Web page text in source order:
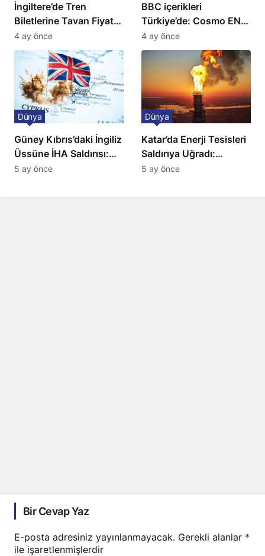
İngiltere’de Tren
Biletlerine Tavan Fiyat:
Ulaşımda Yeni
Düzenleme
4 ay önce
BBC içerikleri
Türkiye’de: Cosmo EN
ve BBC Player yayında
4 ay önce
Güney Kıbrıs’daki İngiliz
Üssüne İHA Saldırısı:
Patlama, Sirenler ve
Dünya
5 ay önce
Katar’da Enerji Tesisleri
Saldırıya Uğradı:
Avrupa’da Doğalgaz
Dünya
5 ay önce
Bir Cevap Yaz
E-posta adresiniz yayınlanmayacak. Gerekli alanlar *
ile işaretlenmişlerdir